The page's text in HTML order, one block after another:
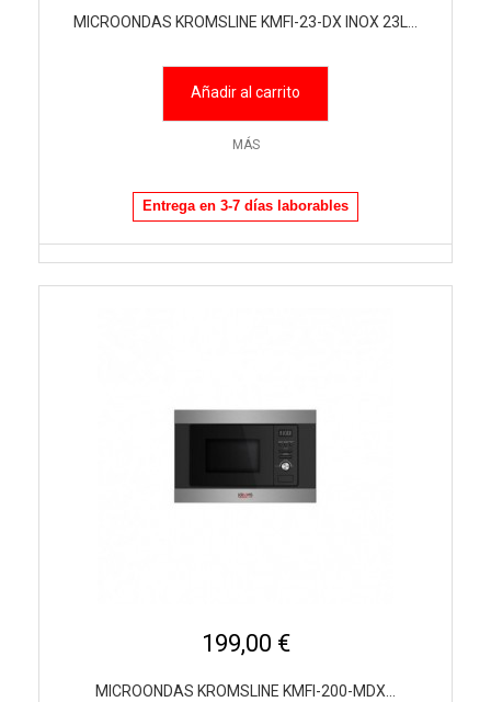
MICROONDAS KROMSLINE KMFI-23-DX INOX 23L...
Añadir al carrito
MÁS
Entrega en 3-7 días laborables
199,00 €
MICROONDAS KROMSLINE KMFI-200-MDX...